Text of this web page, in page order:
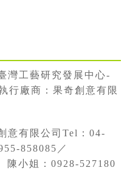
灣工藝研究發展中心-
行廠商：果奇創意有限
意有限公司Tel：04-
858085／
陳小姐：0928-527180